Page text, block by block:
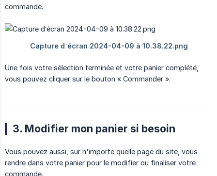
commande.
Une fois votre sélection terminée et votre panier complété,
vous pouvez cliquer sur le bouton « Commander ».
3. Modifier mon panier si besoin
Vous pouvez aussi, sur n'importe quelle page du site, vous
rendre dans votre panier pour le modifier ou finaliser votre
commande.